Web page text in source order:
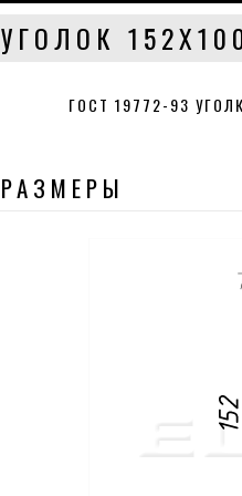
УГОЛОК
ГОСТ 19772-93
РАЗМЕРЫ